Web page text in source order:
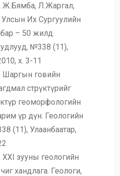
Ж.Бямба, Л.Жаргал,
Их Сургуулийн
– 50 жилд.
№338 (11),
х. 3-11
Шаргын говийн
стрүктүрийг
геоморфологийн
үр дүн. Геологийн
(11), Улаанбаатар,
зууны геологийн
хандлага. Геологи,